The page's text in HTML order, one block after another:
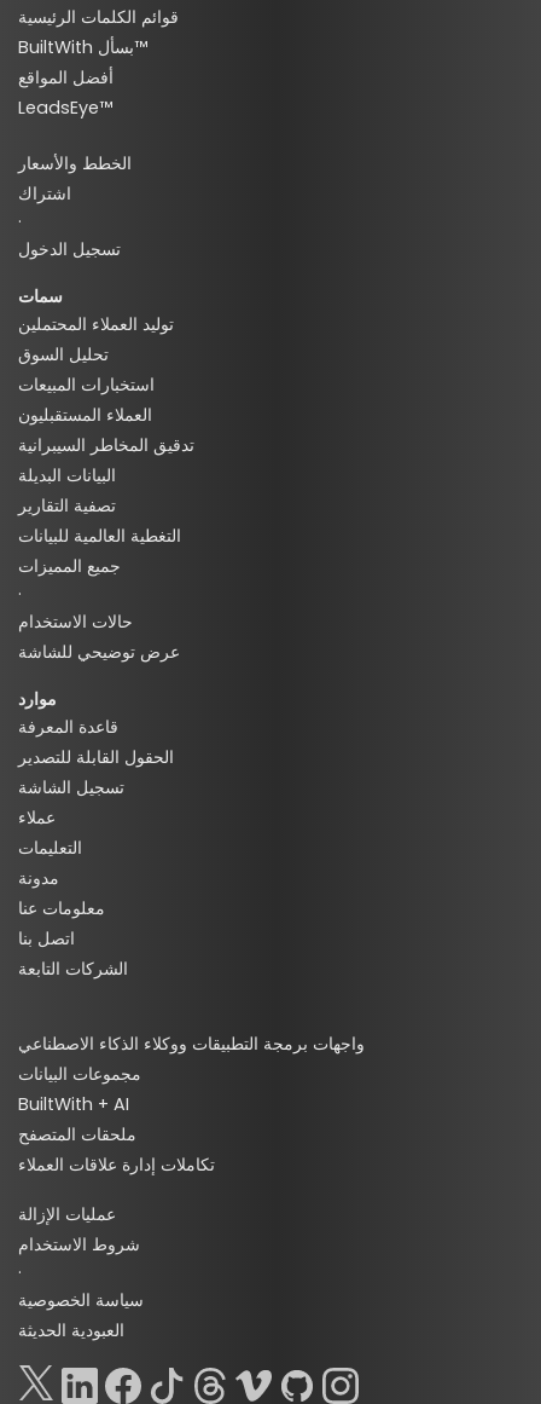
قوائم الكلمات الرئيسية
BuiltWith بسأل™
أفضل المواقع
LeadsEye™
الخطط والأسعار
اشتراك
·
تسجيل الدخول
سمات
توليد العملاء المحتملين
تحليل السوق
استخبارات المبيعات
العملاء المستقبليون
تدقيق المخاطر السيبرانية
البيانات البديلة
تصفية التقارير
التغطية العالمية للبيانات
جميع المميزات
·
حالات الاستخدام
عرض توضيحي للشاشة
موارد
قاعدة المعرفة
الحقول القابلة للتصدير
تسجيل الشاشة
عملاء
التعليمات
مدونة
معلومات عنا
اتصل بنا
الشركات التابعة
واجهات برمجة التطبيقات ووكلاء الذكاء الاصطناعي
مجموعات البيانات
BuiltWith + AI
ملحقات المتصفح
تكاملات إدارة علاقات العملاء
عمليات الإزالة
شروط الاستخدام
·
سياسة الخصوصية
العبودية الحديثة